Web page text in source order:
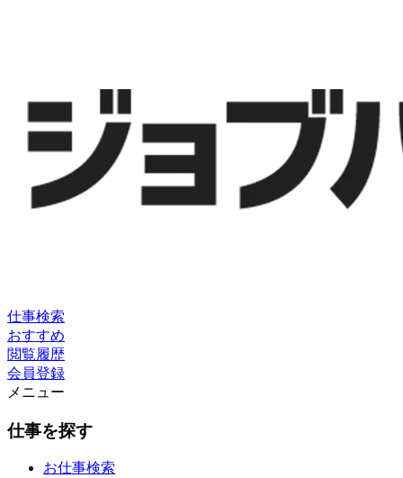
仕事検索
おすすめ
閲覧履歴
会員登録
メニュー
仕事を探す
お仕事検索